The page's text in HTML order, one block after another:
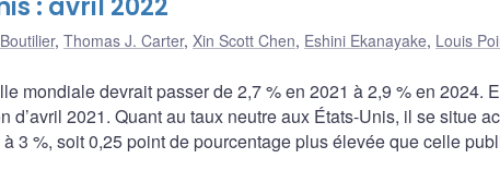
: avril 2022
, Thomas J. Carter, Xin Scott Chen, Eshini Ekanayake, Louis
mondiale devrait passer de 2,7 % en 2021 à 2,9 % en 2024.
d’avril 2021. Quant au taux neutre aux États-Unis, il se situe
3 %, soit 0,25 point de pourcentage plus élevée que celle